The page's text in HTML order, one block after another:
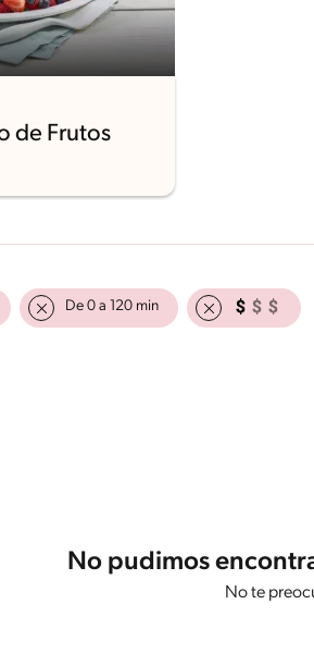
de Frutos
De 0 a 120 min
No pudimos
No te